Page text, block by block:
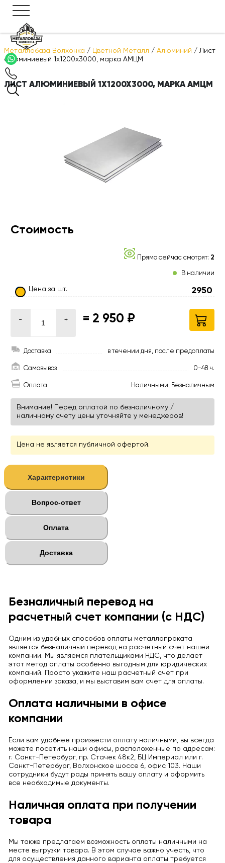
Металлобаза Волхонка / Цветной Металл / Алюминий / Лист
алюминиевый 1х1200х3000, марка АМЦМ
ЛИСТ АЛЮМИНИЕВЫЙ 1Х1200Х3000, МАРКА АМЦМ
Стоимость
Прямо сейчас смотрят: 2
В наличии
Цена за шт. 2950
- + = 2 950 ₽
Доставка в течении дня, после предоплаты
Самовывоз 0-48 ч.
Оплата Наличными, Безналичным
Внимание! Перед оплатой по безналичному /
наличному счету цены уточняйте у менеджеров!
Цена не является публичной офертой.
Характеристики
Вопрос-ответ
Оплата
Доставка
Безналичный перевод на
расчетный счет компании (с НДС)
Одним из удобных способов оплаты металлопроката
является безналичный перевод на расчетный счет нашей
компании. Мы являемся плательщиками НДС, что делает
этот метод оплаты особенно выгодным для юридических
компаний. Просто укажите наш расчетный счет при
оформлении заказа, и мы выставим вам счет для оплаты.
Оплата наличными в офисе
компании
Если вам удобнее произвести оплату наличными, вы всегда
можете посетить наши офисы, расположенные по адресам:
г. Санкт-Петербург, пр. Стачек 48к2, БЦ Империал или г.
Санкт-Петербург, Волхонское шоссе 6, офис 103. Наши
сотрудники будут рады принять вашу оплату и оформить
все необходимые документы.
Наличная оплата при получении
товара
Мы также предлагаем возможность оплаты наличными на
месте выгрузки товара. В этом случае важно учесть, что
для осуществления данного варианта оплаты требуется